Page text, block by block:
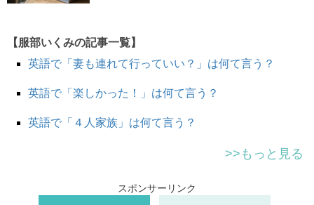
このゲームやったことないんだ。
Don’t worry, just
give it a shot
It’s so much fun I promise.
心配ないよ。とにかくやってみな。絶対すっごく楽しいか
～海外から来たお友達に～
【服部いくみの記事一覧】
英語で「妻も連れて行っていい？」は何て言う？
英語で「楽しかった！」は何て言う？
英語で「４人家族」は何て言う？
>>もっと見る
スポンサーリンク